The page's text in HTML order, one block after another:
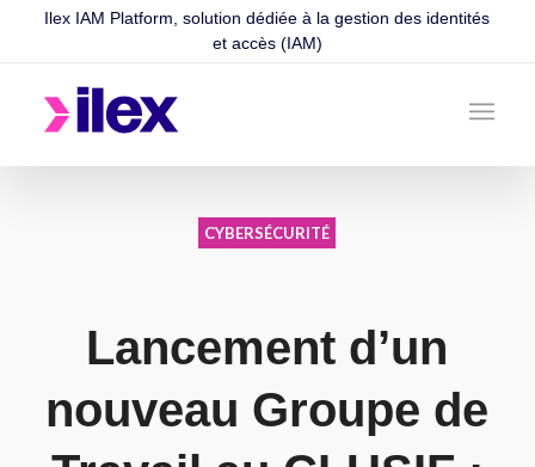
Ilex IAM Platform, solution dédiée à la gestion des identités
et accès (IAM)
CYBERSÉCURITÉ
Lancement d’un
nouveau Groupe de